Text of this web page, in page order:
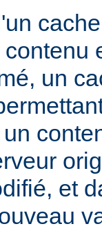
un
et